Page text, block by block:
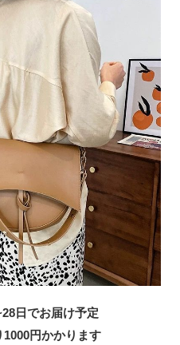
日でお届け予定
1000円かかります